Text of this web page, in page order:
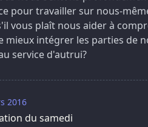
pour travailler sur nous-
vous plaît nous aider à
mieux intégrer les parties de
service d'autrui?
2016
du samedi